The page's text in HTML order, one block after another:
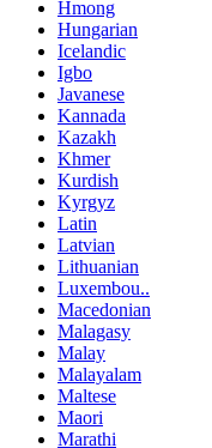
Hmong
Hungarian
Icelandic
Igbo
Javanese
Kannada
Kazakh
Khmer
Kurdish
Kyrgyz
Latin
Latvian
Lithuanian
Luxembou..
Macedonian
Malagasy
Malay
Malayalam
Maltese
Maori
Marathi